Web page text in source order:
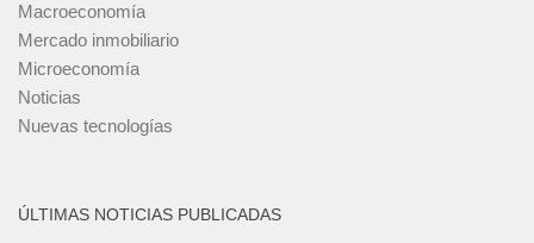
Macroeconomía
Mercado inmobiliario
Microeconomía
Noticias
Nuevas tecnologías
ÚLTIMAS NOTICIAS PUBLICADAS